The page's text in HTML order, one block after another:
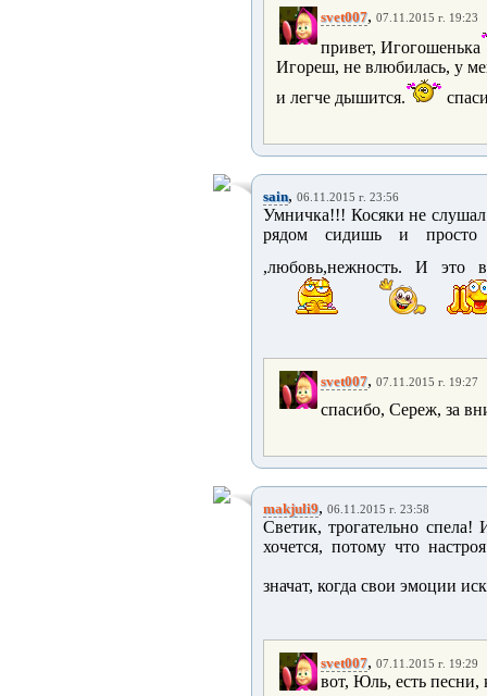
svet007, 07.11.2015 г. 19:23
привет, Игогошенька
Игореш, не влюбилась, у
и легче дышится.
sain, 06.11.2015 г. 23:56
Умничка!!! Косяки не
рядом сидишь и
,любовь,нежность. И это
svet007, 07.11.2015 г. 19:27
спасибо, Сереж, за
makjuli9, 06.11.2015 г. 23:58
Светик, трогательно
хочется, потому что
значат, когда свои эмоции
svet007, 07.11.2015 г. 19:29
вот, Юль, есть песни,